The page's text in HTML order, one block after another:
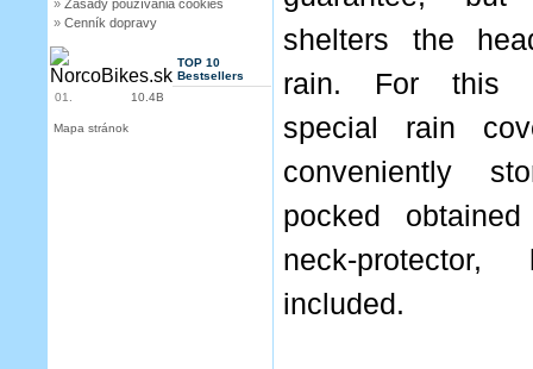
» Zásady používania cookies
» Cenník dopravy
TOP 10
Bestsellers
01.
10.4B
Mapa stránok
shelters the
rain. For this
special rain
conveniently
pocked
neck-
included.